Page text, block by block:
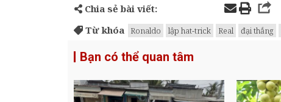
Chia sẻ bài viết:
Từ khóa
Ronaldo lập hat-trick Real đại thắng
Bạn có thể quan tâm